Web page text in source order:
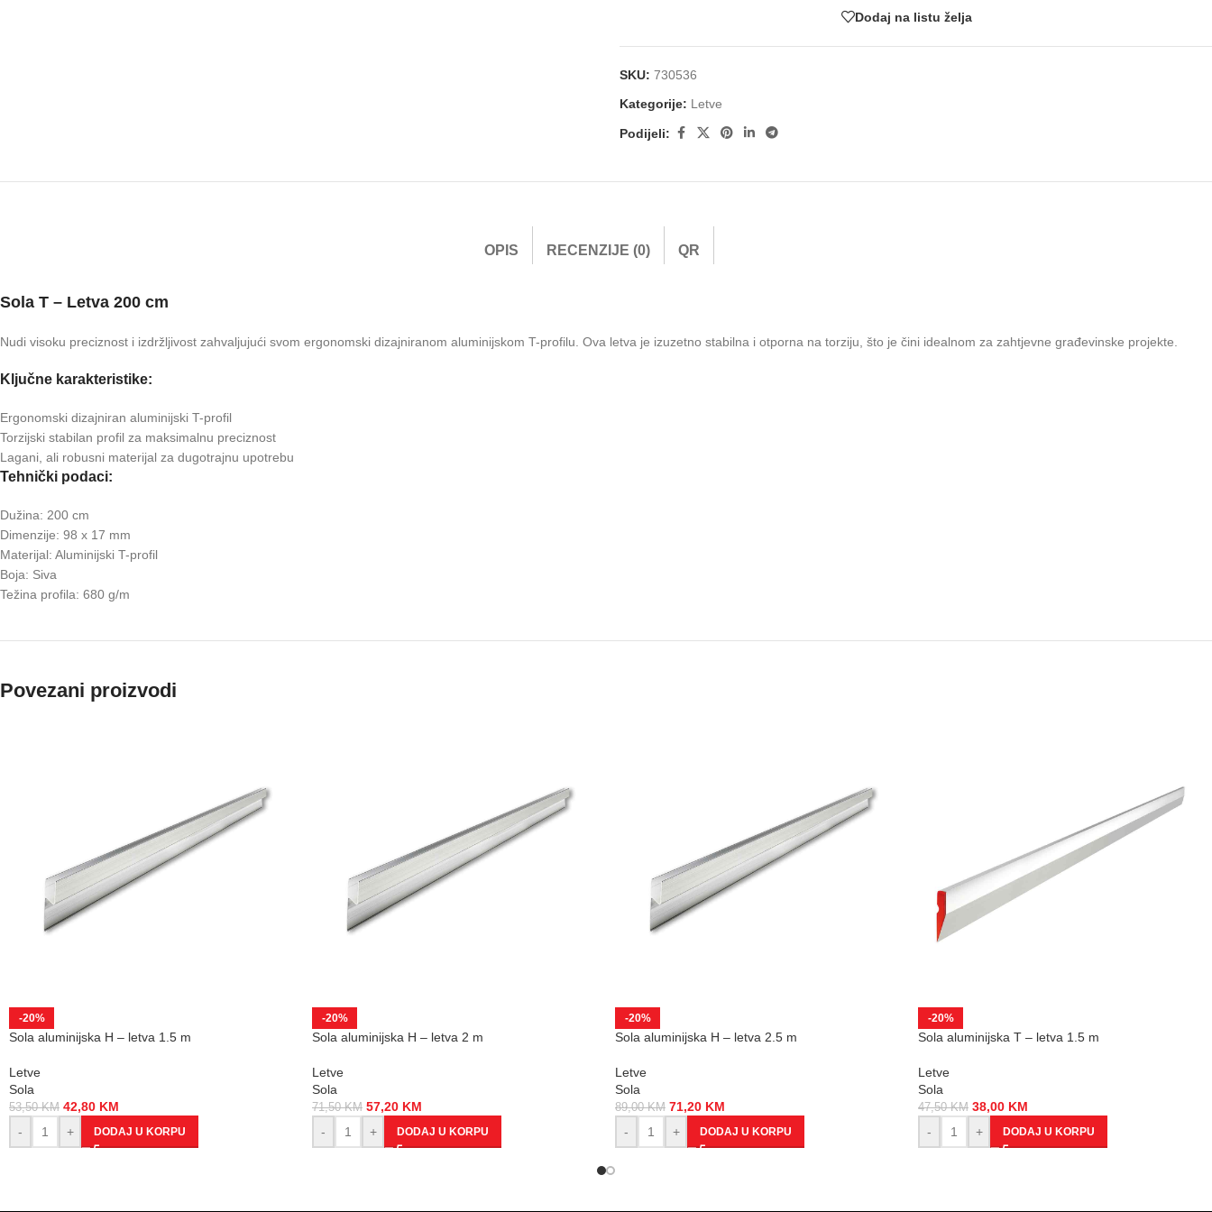
Dodaj na listu želja
SKU: 730536
Kategorije: Letve
Podijeli:
OPIS RECENZIJE (0) QR
Sola T – Letva 200 cm
Nudi visoku preciznost i izdržljivost zahvaljujući svom ergonomski dizajniranom aluminijskom T-profilu. Ova letva je izuzetno stabilna i otporna na torziju, što je čini idealnom za zahtjevne građevinske projekte.
Ključne karakteristike:
Ergonomski dizajniran aluminijski T-profil
Torzijski stabilan profil za maksimalnu preciznost
Lagani, ali robusni materijal za dugotrajnu upotrebu
Tehnički podaci:
Dužina: 200 cm
Dimenzije: 98 x 17 mm
Materijal: Aluminijski T-profil
Boja: Siva
Težina profila: 680 g/m
Povezani proizvodi
-20%
Sola aluminijska H – letva 1.5 m
Letve
Sola
53,50KM 42,80 KM
-
+ DODAJ U KORPU
-20%
Sola aluminijska H – letva 2 m
Letve
Sola
71,50KM 57,20 KM
-
+ DODAJ U KORPU
-20%
Sola aluminijska H – letva 2.5 m
Letve
Sola
89,00KM 71,20 KM
-
+ DODAJ U KORPU
-20%
Sola aluminijska T – letva 1.5 m
Letve
Sola
47,50KM 38,00 KM
-
+ DODAJ U KORPU